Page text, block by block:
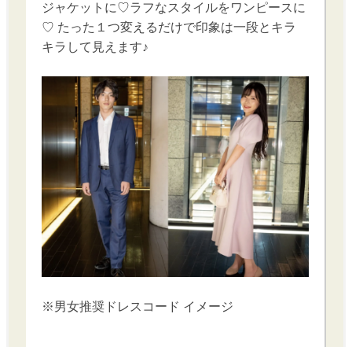
ジャケットに♡ラフなスタイルをワンピースに
♡ たった１つ変えるだけで印象は一段とキラ
キラして見えます♪
※男女推奨ドレスコード イメージ